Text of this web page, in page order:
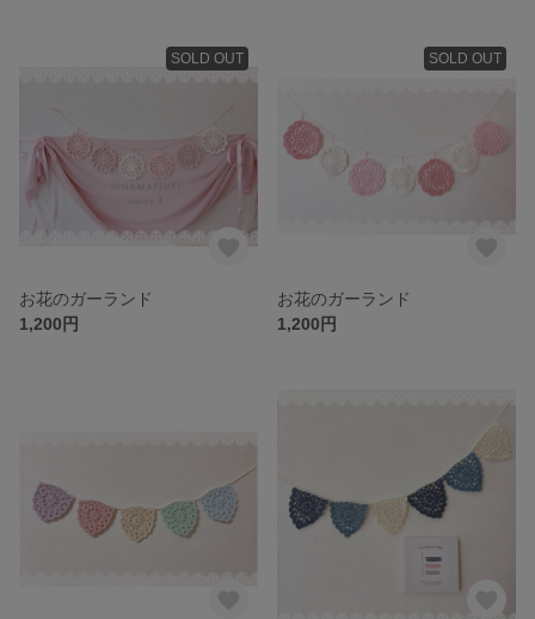
SOLD OUT
お花のガーランド
1,200円
SOLD OUT
お花のガーランド
1,200円